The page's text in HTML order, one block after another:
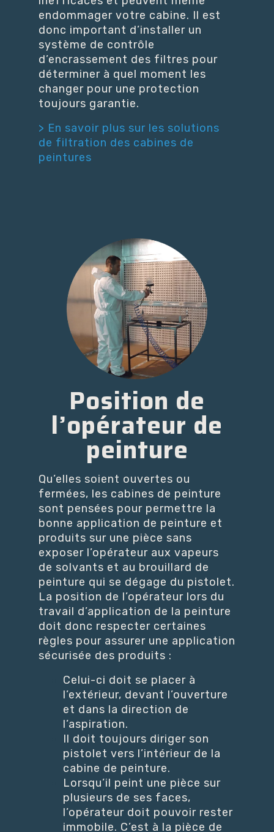
endommager votre cabine. Il est
donc important d’installer un
système de contrôle
d’encrassement des filtres pour
déterminer à quel moment les
changer pour une protection
toujours garantie.
> En savoir plus sur les solutions
de filtration des cabines de
peintures
Position de
l’opérateur de
peinture
Qu’elles soient ouvertes ou
fermées, les cabines de peinture
sont pensées pour permettre la
bonne application de peinture et
produits sur une pièce sans
exposer l’opérateur aux vapeurs
de solvants et au brouillard de
peinture qui se dégage du pistolet.
La position de l’opérateur lors du
travail d’application de la peinture
doit donc respecter certaines
règles pour assurer une application
sécurisée des produits :
Celui-ci doit se placer à
l’extérieur, devant l’ouverture
et dans la direction de
l’aspiration.
Il doit toujours diriger son
pistolet vers l’intérieur de la
cabine de peinture.
Lorsqu’il peint une pièce sur
plusieurs de ses faces,
l’opérateur doit pouvoir rester
immobile. C’est à la pièce de